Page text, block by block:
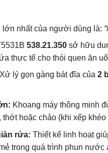
lớn nhất của người dùng là:
538.21.350 sở hữu
thực tế cho thói quen ăn
Xử lý gọn gàng bát đĩa của 2
Khoang máy thông minh
thớt hoặc chảo (khi xếp khéo
rửa: Thiết kế linh hoạt
trong quá trình phun nước